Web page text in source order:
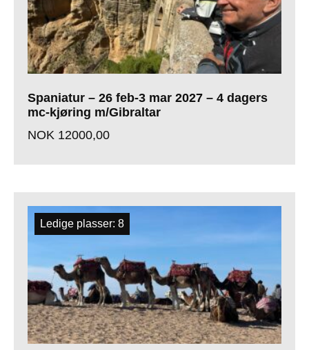
Spaniatur – 26 feb-3 mar 2027 – 4 dagers
mc-kjøring m/Gibraltar
NOK 12000,00
Ledige plasser: 8